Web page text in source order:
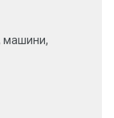
машини,